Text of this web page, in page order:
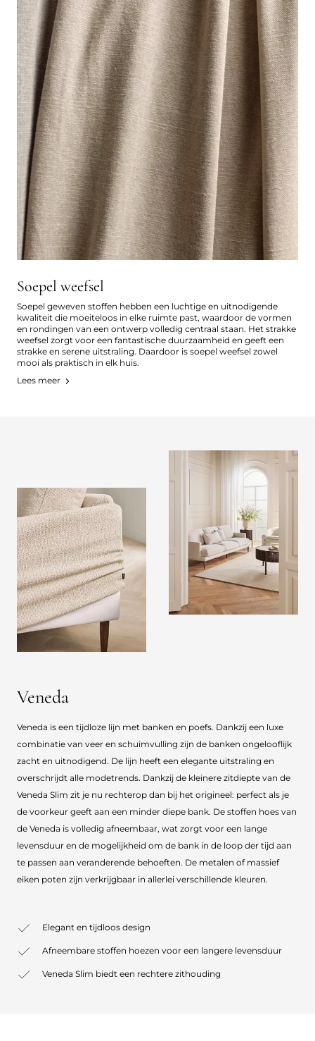
Soepel weefsel
Soepel geweven stoffen hebben een luchtige en uitnodigende
kwaliteit die moeiteloos in elke ruimte past, waardoor de vormen
en rondingen van een ontwerp volledig centraal staan. Het strakke
weefsel zorgt voor een fantastische duurzaamheid en geeft een
strakke en serene uitstraling. Daardoor is soepel weefsel zowel
mooi als praktisch in elk huis.
Lees meer
Veneda
Veneda is een tijdloze lijn met banken en poefs. Dankzij een luxe
combinatie van veer en schuimvulling zijn de banken ongelooflijk
zacht en uitnodigend. De lijn heeft een elegante uitstraling en
overschrijdt alle modetrends. Dankzij de kleinere zitdiepte van de
Veneda Slim zit je nu rechterop dan bij het origineel: perfect als je
de voorkeur geeft aan een minder diepe bank. De stoffen hoes van
de Veneda is volledig afneembaar, wat zorgt voor een lange
levensduur en de mogelijkheid om de bank in de loop der tijd aan
te passen aan veranderende behoeften. De metalen of massief
eiken poten zijn verkrijgbaar in allerlei verschillende kleuren.
Elegant en tijdloos design
Afneembare stoffen hoezen voor een langere levensduur
Veneda Slim biedt een rechtere zithouding